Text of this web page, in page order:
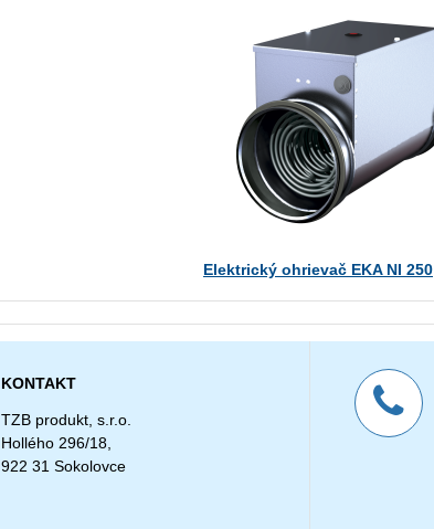
Elektrický ohrievač EKA NI 250
KONTAKT
TZB produkt, s.r.o.
Hollého 296/18,
922 31 Sokolovce